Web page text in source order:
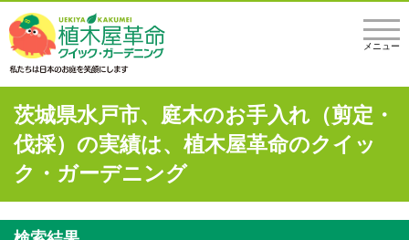
メニュー
茨城県水戸市、庭木のお手入れ（剪定・
伐採）の実績は、植木屋革命のクイッ
ク・ガーデニング